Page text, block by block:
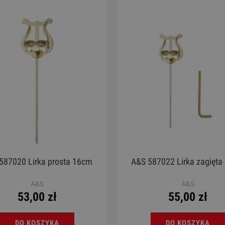
- Chateau BAS01EX GN
130,00 zł 299,00 zł
Lirka prosta 16cm
A&S
53,00 zł
DO KOSZYKA
A&S 587022 Lirka zagięta
A&S
55,00 zł
DO KOSZYKA